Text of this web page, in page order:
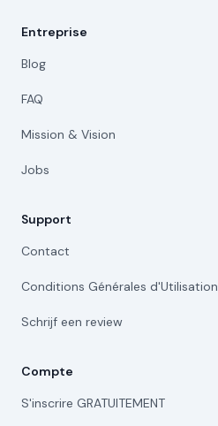
Entreprise
Blog
FAQ
Mission & Vision
Jobs
Support
Contact
Conditions Générales d'Utilisation
Schrijf een review
Compte
S'inscrire GRATUITEMENT